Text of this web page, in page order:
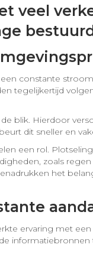
constante
tegelijkertijd
blik. Hierdoor
dit sneller en
een rol.
zoals
het
ervaring met